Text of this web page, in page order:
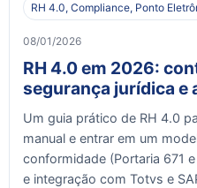
RH 4.0, Compliance, Ponto
08/01/2026
RH 4.0 em 2026:
segurança jurídica e
Um guia prático de RH 4.0
manual e entrar em um
conformidade (Portaria 671
e integração com Totvs e